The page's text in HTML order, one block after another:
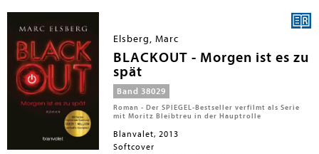
rechtsmedizinische Expertise trägt
Ermittlungsarbeit der Behörden bei.
So ist der Rechtsmediziner
regelmäßig als Experte im In- und
Ausland tätig, beispielsweise für das
BKA bei der Identifizierung der
Opfer von Terrorangriffen und
Massenkatastrophen.
»Die faszinierendsten Tatorte gibt es
nicht am Sonntagabend, sondern in
diesem Buch.«
Elsberg, Marc
BLACKOUT - Morgen ist es zu
spät
Band 38029
Roman - Der SPIEGEL-Bestseller verfilmt als Serie
mit Moritz Bleibtreu in der Hauptrolle
Blanvalet, 2013
Softcover